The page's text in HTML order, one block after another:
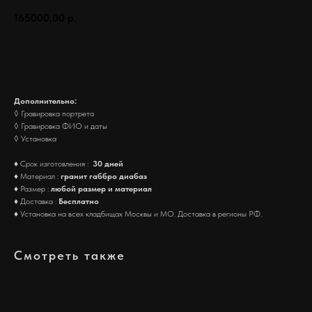
Дополнительно:
◊ Гравировка портрета
◊ Гравировка ФИО и даты
◊ Установка
♦ Срок изготовления : 30 дней
♦ Материал : гранит габбро диабаз
♦ Размер : любой размер и материал
♦ Доставка : Бесплатно
♦ Установка на всех кладбищах Москвы и МО. Доставка в регионы РФ.
Смотреть также